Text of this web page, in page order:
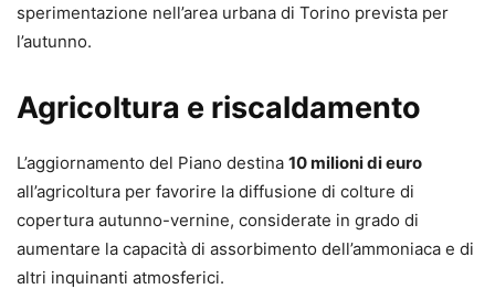
sperimentazione nell’area urbana di Torino prevista per
l’autunno.
Agricoltura e riscaldamento
L’aggiornamento del Piano destina 10 milioni di euro
all’agricoltura per favorire la diffusione di colture di
copertura autunno-vernine, considerate in grado di
aumentare la capacità di assorbimento dell’ammoniaca e di
altri inquinanti atmosferici.